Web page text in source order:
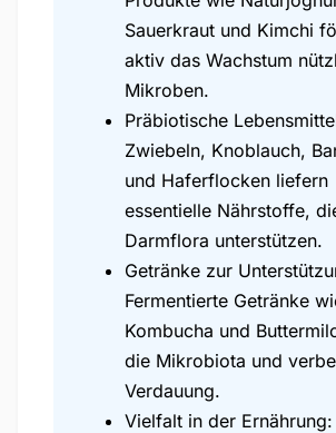
Sauerkraut und Kimchi
aktiv das Wachstum
Mikroben.
Präbiotische
Zwiebeln, Knoblauch,
und Haferflocken liefern
essentielle Nährstoffe,
Darmflora unterstützen.
Getränke zur
Fermentierte Getränke
Kombucha und
die Mikrobiota und
Verdauung.
Vielfalt in der Ernährung: